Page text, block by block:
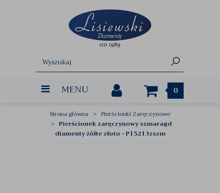
MENU 0
Strona główna
Pierścionki Zaręczynowe
Pierścionek zaręczynowy szmaragd
diamenty żółte złoto - P15213zszm